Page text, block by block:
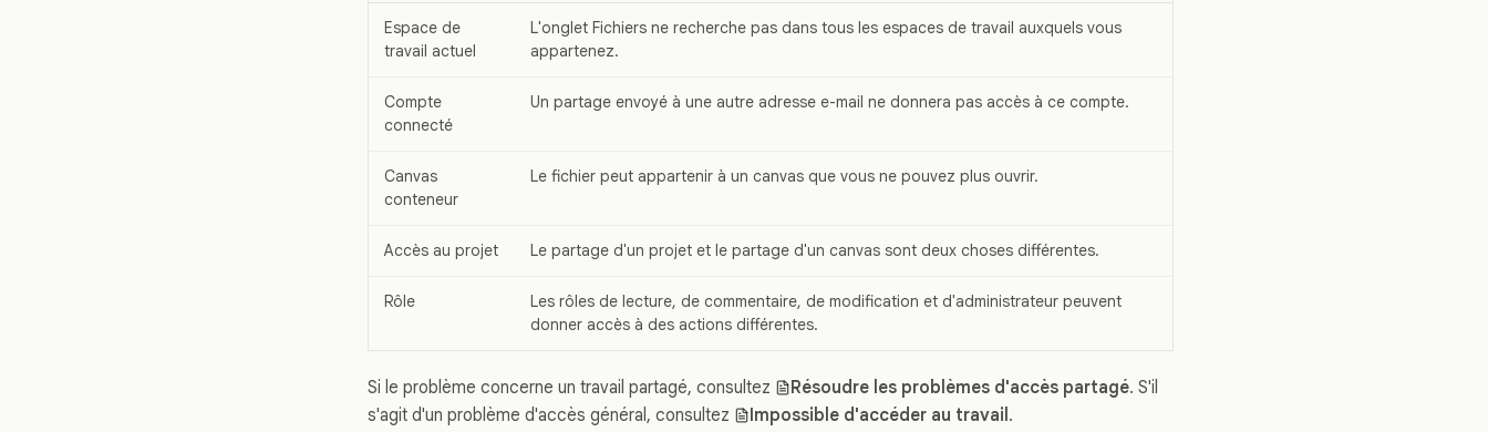
Espace de
travail actuel
L'onglet Fichiers ne recherche pas dans tous les espaces de travail auxquels vous
appartenez.
Compte
connecté
Un partage envoyé à une autre adresse e-mail ne donnera pas accès à ce compte.
Canvas
conteneur
Le fichier peut appartenir à un canvas que vous ne pouvez plus ouvrir.
Accès au projet Le partage d'un projet et le partage d'un canvas sont deux choses différentes.
Rôle
Les rôles de lecture, de commentaire, de modification et d'administrateur peuvent
donner accès à des actions différentes.
Si le problème concerne un travail partagé, consultez Résoudre les problèmes d'accès partagé. S'il
s'agit d'un problème d'accès général, consultez
Impossible d'accéder au travail .